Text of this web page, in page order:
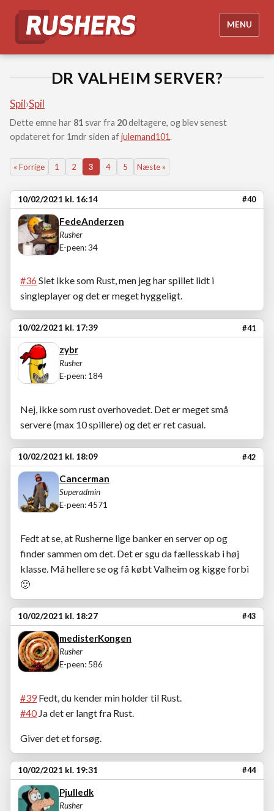
MENU
DR VALHEIM SERVER?
Spil›Spil
Dette emne har 81svar fra 20deltagere, og blev senest
opdateret for 1mdr siden afjulemand101.
« Forrige 1 2 3 4 5 Næste »
10/02/2021 kl. 16:14 #40
FedeAnderzen
Rusher
E-peen: 34
#36 Slet ikke som Rust, men jeg har spillet lidt i
singleplayer og det er meget hyggeligt.
10/02/2021 kl. 17:39 #41
zybr
Rusher
E-peen: 184
Nej, ikke som rust overhovedet. Det er meget små
servere (max 10 spillere) og det er ret casual.
10/02/2021 kl. 18:09 #42
Cancerman
Superadmin
E-peen: 4571
Fedt at se, at Rusherne lige banker en server op og
finder sammen om det. Det er sgu da fællesskab i høj
klasse. Må hellere se og få købt Valheim og kigge forbi
🙂
10/02/2021 kl. 18:27 #43
medisterKongen
Rusher
E-peen: 586
#39 Fedt, du kender min holder til Rust.
#40Ja det er langt fra Rust.
Giver det et forsøg.
10/02/2021 kl. 19:31 #44
Pjulledk
Rusher